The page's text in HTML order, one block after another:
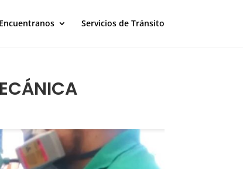
Encuentranos Servicios de Tránsito